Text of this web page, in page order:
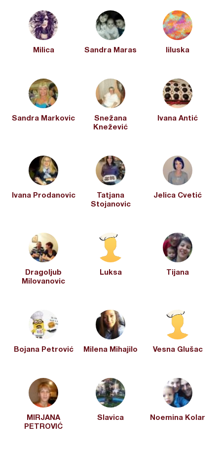
Milica Sandra Maras liluska
Sandra Markovic
Snežana
Knežević
Ivana Antić
Ivana Prodanovic
Tatjana
Stojanovic
Jelica Cvetić
Dragoljub
Milovanovic
Luksa Tijana
Bojana Petrović Milena Mihajilo Vesna Glušac
MIRJANA
PETROVIĆ
Slavica Noemina Kolar